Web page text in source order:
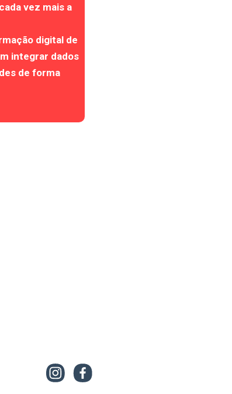
vez mais a
digital de
integrar dados
de forma